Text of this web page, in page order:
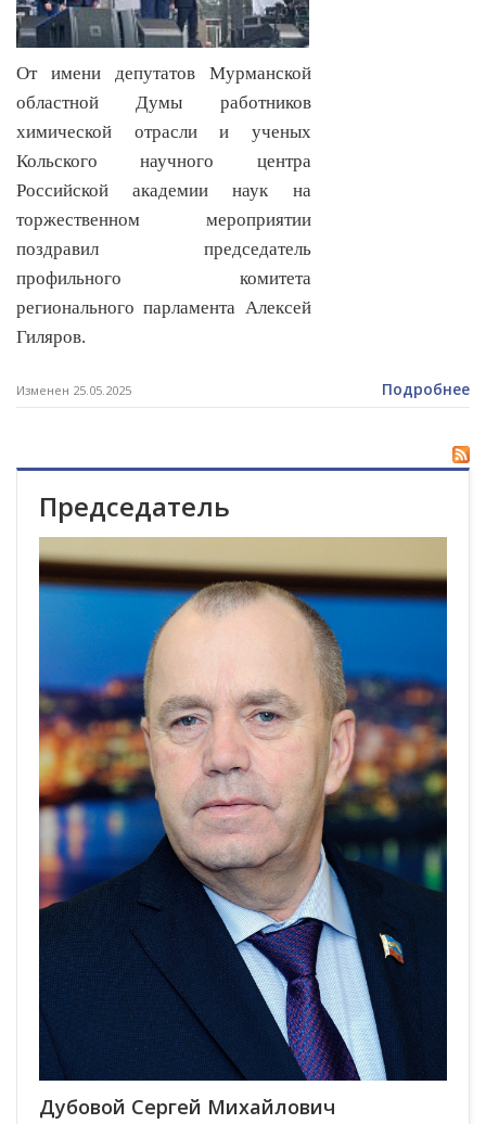
От имени депутатов Мурманской
областной Думы работников
химической отрасли и ученых
Кольского научного центра
Российской академии наук на
торжественном мероприятии
поздравил председатель
профильного комитета
регионального парламента Алексей
Гиляров.
Изменен 25.05.2025 Подробнее
Председатель
Дубовой Сергей Михайлович